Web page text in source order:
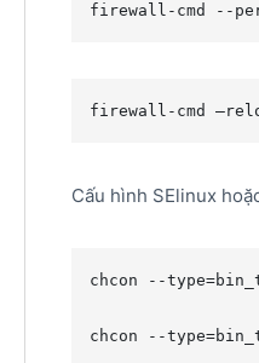
firewall-cmd --
firewall-cmd
Cấu hình SElinux
chcon --
chcon --